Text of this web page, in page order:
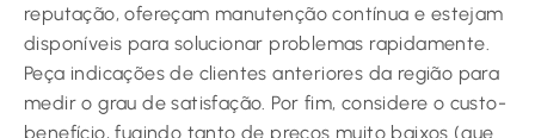
reputação, ofereçam manutenção contínua e estejam
disponíveis para solucionar problemas rapidamente.
Peça indicações de clientes anteriores da região para
medir o grau de satisfação. Por fim, considere o custo-
benefício, fugindo tanto de preços muito baixos (que